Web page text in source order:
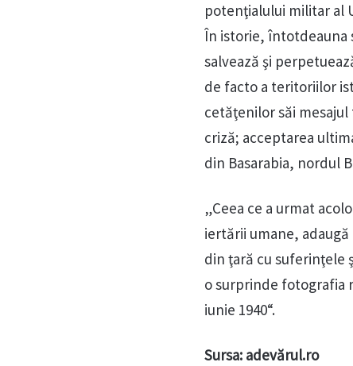
potenţialului militar al
În istorie, întotdeauna
salvează şi
de facto a teritoriilor
cetăţenilor săi mesajul
criză; acceptarea
din Basarabia, nordul
„Ceea ce a urmat
iertării umane,
din ţară cu suferinţele
o surprinde fotografia
iunie 1940“.
Sursa: adevărul.ro